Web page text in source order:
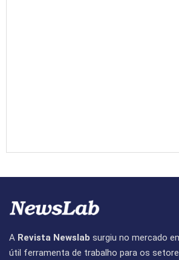
A Revista Newslab surgiu no mercado
útil ferramenta de trabalho para os